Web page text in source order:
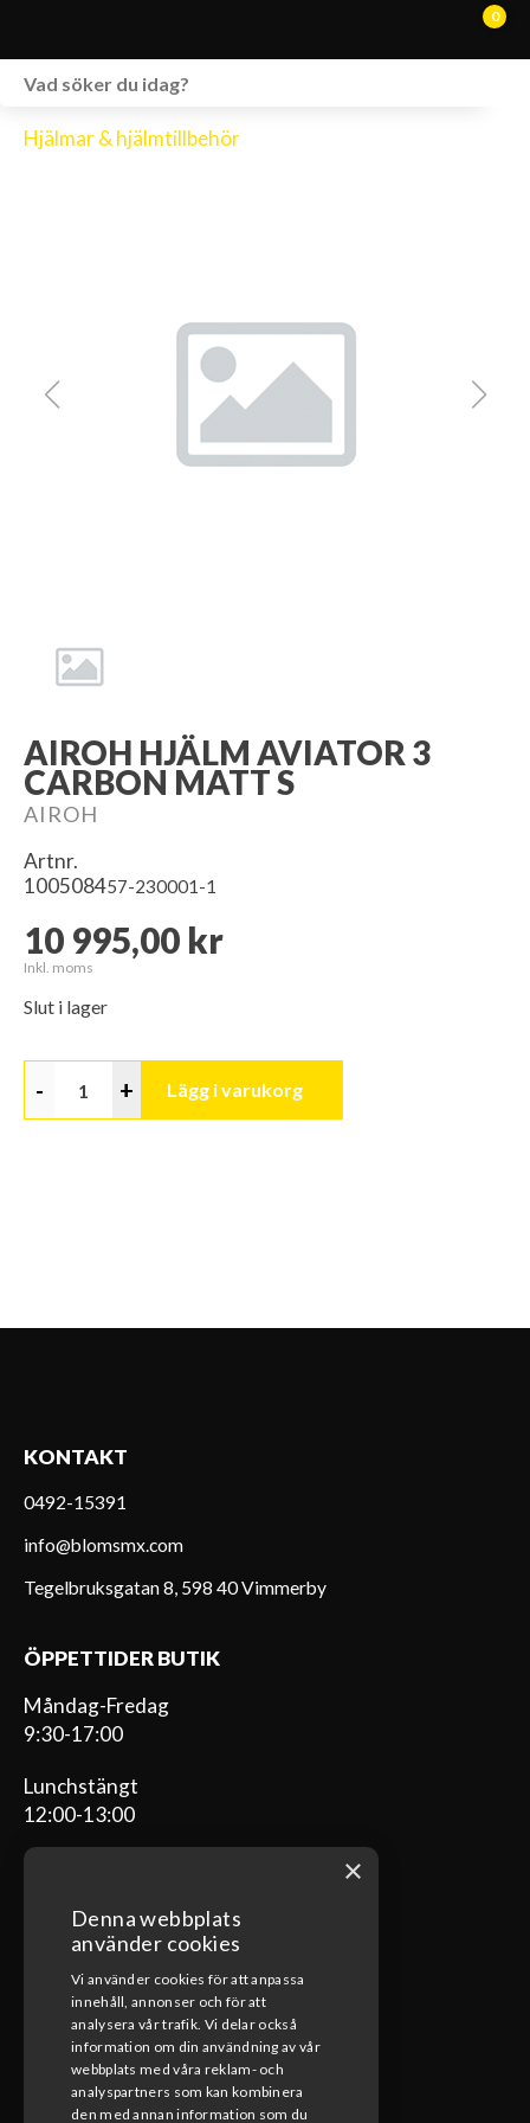
0
KONTAKT
Hjälmar & hjälmtillbehör
AIROH HJÄLM AVIATOR 3
CARBON MATT S
AIROH
Artnr.
100508457-230001-1
10 995,00 kr
Inkl. moms
Slut i lager
- + Lägg i varukorg
KONTAKT
0492-15391
info@blomsmx.com
Tegelbruksgatan 8, 598 40 Vimmerby
ÖPPETTIDER BUTIK
Måndag-Fredag
9:30-17:00
Lunchstängt
12:00-13:00
ÖPPETTIDER VERKSTAD
Måndag-Fredag
08:00-17:00
Lunchstängt
12:00-13:00
×
Denna webbplats
använder cookies
Vi använder cookies för att anpassa
innehåll, annonser och för att
analysera vår trafik. Vi delar också
information om din användning av vår
webbplats med våra reklam- och
analyspartners som kan kombinera
den med annan information som du